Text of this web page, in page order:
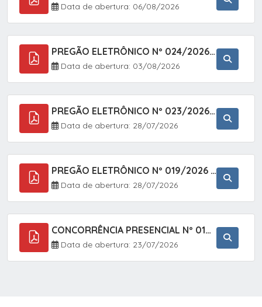
Data de abertura: 06/08/2026
PREGÃO ELETRÔNICO Nº 024/2026 - AQUISIÇÃO DE GÁS MEDICINAL TIPO OXIGÊNIO (1,00 M3, 3,00 M3 E 10,00 M3), EM ATENDIMENTO À SECRETARIA MUNICIPAL DE SAÚDE, ATRAVÉS DO SISTEMA DE REGISTRO DE PREÇOS (SRP)
Data de abertura: 03/08/2026
PREGÃO ELETRÔNICO Nº 023/2026 - AQUISIÇÃO DE ENXOVAL INFANTIL, EM ATENDIMENTO À SECRETARIA MUNICIPAL DE EDUCAÇÃO, ATRAVÉS DO SISTEMA DE REGISTRO DE PREÇOS (SRP).
Data de abertura: 28/07/2026
PREGÃO ELETRÔNICO Nº 019/2026 - CONTRATAÇÃO DE EMPRESA ESPECIALIZADA PARA A PRESTAÇÃO DE SERVIÇOS VETERINÁRIOS CLÍNICOS E CIRÚRGICOS, COM FOCO EM AÇÕES DE SAÚDE PÚBLICA, BEM-ESTAR ANIMAL E CONTROLE POPULACIONAL ÉTICO DE CÃES E GATOS, EM ATENDIMENTO À
Data de abertura: 28/07/2026
CONCORRÊNCIA PRESENCIAL Nº 018/2026 - PAVIMENTAÇÃO ASFÁLTICA NO BAIRRO VOTUPOCA ? ESTRADA DA RAPOSA, NO MUNICÍPIO DE SETE BARRAS/SP
Data de abertura: 23/07/2026